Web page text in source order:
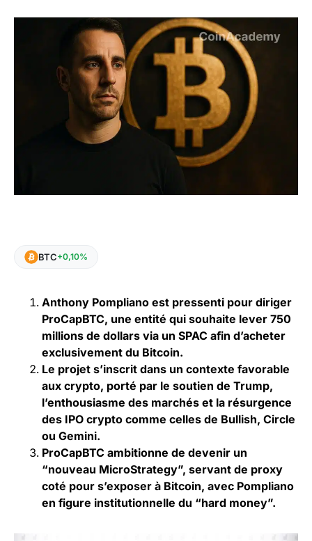
BTC+0,10%
Anthony Pompliano est pressenti pour diriger
ProCapBTC, une entité qui souhaite lever 750
millions de dollars via un SPAC afin d’acheter
exclusivement du Bitcoin.
Le projet s’inscrit dans un contexte favorable
aux crypto, porté par le soutien de Trump,
l’enthousiasme des marchés et la résurgence
des IPO crypto comme celles de Bullish, Circle
ou Gemini.
ProCapBTC ambitionne de devenir un
“nouveau MicroStrategy”, servant de proxy
coté pour s’exposer à Bitcoin, avec Pompliano
en figure institutionnelle du “hard money”.